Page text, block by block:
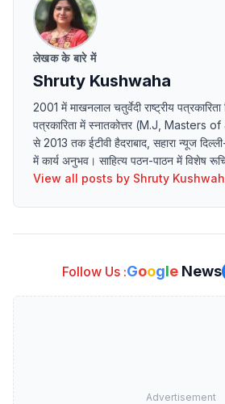
लेखक के बारे में
Shruty Kushwaha
2001 में माखनलाल चतुर्वेदी राष्ट्रीय पत्रकारिता
पत्रकारिता में स्नातकोत्तर (M.J, Masters
से 2013 तक ईटीवी हैदराबाद, सहारा न्यूज
में कार्य अनुभव। साहित्य पठन-पाठन में विशेष
View all posts by Shruty
Follow Us :Google News
Advertisement